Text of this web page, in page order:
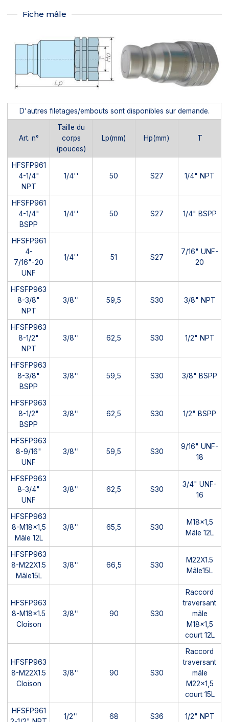
Fiche mâle
D'autres filetages/embouts sont disponibles sur demande.
Art. n°
Taille du
corps
(pouces)
Lp(mm) Hp(mm) T
HFSFP961
4-1/4"
NPT
1/4'' 50 S27 1/4" NPT
HFSFP961
4-1/4"
BSPP
1/4'' 50 S27 1/4" BSPP
HFSFP961
4-
7/16"-20
UNF
1/4'' 51 S27
7/16" UNF-
20
HFSFP963
8-3/8"
NPT
3/8'' 59,5 S30 3/8" NPT
HFSFP963
8-1/2"
NPT
3/8'' 62,5 S30 1/2" NPT
HFSFP963
8-3/8"
BSPP
3/8'' 59,5 S30 3/8" BSPP
HFSFP963
8-1/2"
BSPP
3/8'' 62,5 S30 1/2" BSPP
HFSFP963
8-9/16"
UNF
3/8'' 59,5 S30
9/16" UNF-
18
HFSFP963
8-3/4"
UNF
3/8'' 62,5 S30
3/4" UNF-
16
HFSFP963
8-M18x1,5
Mâle 12L
3/8'' 65,5 S30
M18x1,5
Mâle 12L
HFSFP963
8-M22X1.5
Mâle15L
3/8'' 66,5 S30
M22X1.5
Mâle15L
HFSFP963
8-M18x1.5
Cloison
3/8'' 90 S30
Raccord
traversant
mâle
M18x1,5
court 12L
HFSFP963
8-M22X1.5
Cloison
3/8'' 90 S30
Raccord
traversant
mâle
M22x1,5
court 15L
HFSFP961
1/2'' 68 S36 1/2" NPT